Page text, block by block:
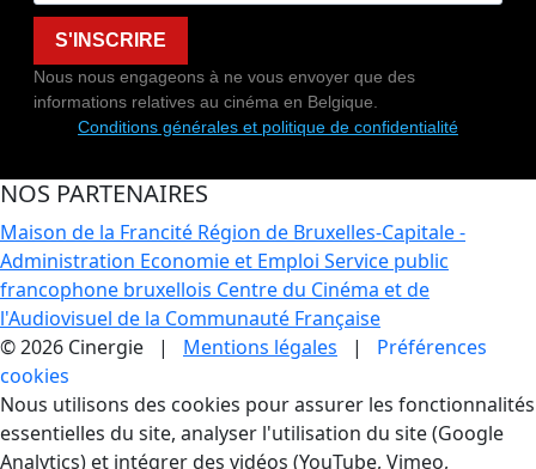
S'INSCRIRE
Nous nous engageons à ne vous envoyer que des
informations relatives au cinéma en Belgique.
Conditions générales et politique de confidentialité
NOS PARTENAIRES
Maison de la Francité Région de Bruxelles-Capitale -
Administration Economie et Emploi Service public
francophone bruxellois Centre du Cinéma et de
l'Audiovisuel de la Communauté Française
© 2026 Cinergie | Mentions légales | Préférences
cookies
Gestion des Cookies
Nous utilisons des cookies pour assurer les fonctionnalités
essentielles du site, analyser l'utilisation du site (Google
Analytics) et intégrer des vidéos (YouTube, Vimeo,